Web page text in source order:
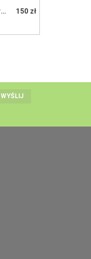
150 zł
Naszyjnik Niebieski Krótkie Korale
WYŚLIJ